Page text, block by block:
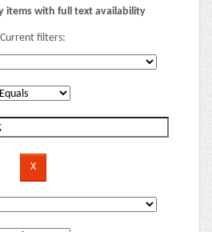
items with full text availability
Current filters: